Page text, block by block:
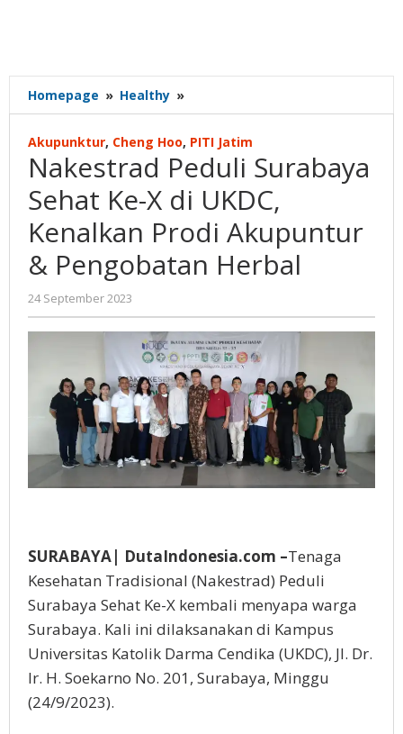
Homepage » Healthy »
Peduli
Sehat
Ke-
X
di
UKDC,
Kenalkan
Prodi
Pengobatan
Herbal
Akupunktur, Cheng Hoo, PITI Jatim
Nakestrad Peduli Surabaya
Sehat Ke-X di UKDC,
Kenalkan Prodi Akupuntur
& Pengobatan Herbal
24 September 2023
Gatot
Susanto
SURABAYA| DutaIndonesia.com –Tenaga
Kesehatan Tradisional (Nakestrad) Peduli
Surabaya Sehat Ke-X kembali menyapa warga
Surabaya. Kali ini dilaksanakan di Kampus
Universitas Katolik Darma Cendika (UKDC), Jl. Dr.
Ir. H. Soekarno No. 201, Surabaya, Minggu
(24/9/2023).